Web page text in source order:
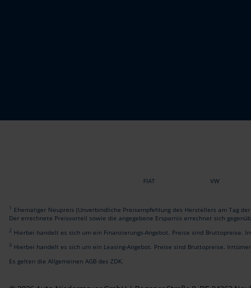
FIAT VW
1 Ehemaliger Neupreis (Unverbindliche Preisempfehlung des Herstellers am Tag der
Der errechnete Preisvorteil sowie die angegebene Ersparnis errechnet sich
2 Hierbei handelt es sich um ein Finanzierungs-Angebot. Preise sind Bruttopreise.
3 Hierbei handelt es sich um ein Leasing-Angebot. Preise sind Bruttopreise.
Es gelten die Allgemeinen AGB des ZDK.